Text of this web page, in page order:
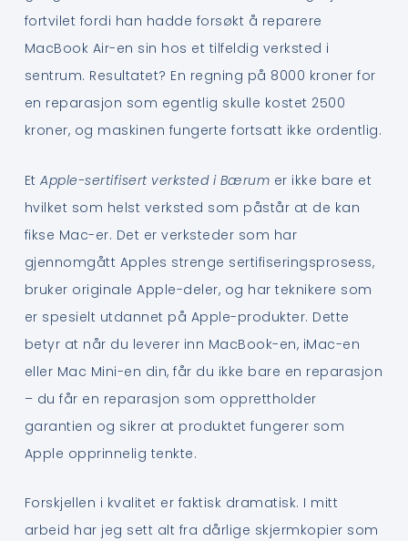
fortvilet fordi han hadde forsøkt å reparere
MacBook Air-en sin hos et tilfeldig verksted i
sentrum. Resultatet? En regning på 8000 kroner for
en reparasjon som egentlig skulle kostet 2500
kroner, og maskinen fungerte fortsatt ikke ordentlig.
EtApple-sertifisert verksted i Bærum er ikke bare et
hvilket som helst verksted som påstår at de kan
fikse Mac-er. Det er verksteder som har
gjennomgått Apples strenge sertifiseringsprosess,
bruker originale Apple-deler, og har teknikere som
er spesielt utdannet på Apple-produkter. Dette
betyr at når du leverer inn MacBook-en, iMac-en
eller Mac Mini-en din, får du ikke bare en reparasjon
– du får en reparasjon som opprettholder
garantien og sikrer at produktet fungerer som
Apple opprinnelig tenkte.
Forskjellen i kvalitet er faktisk dramatisk. I mitt
arbeid har jeg sett alt fra dårlige skjermkopier som